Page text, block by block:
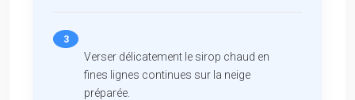
Verser délicatement le sirop chaud en
fines lignes continues sur la neige
préparée.